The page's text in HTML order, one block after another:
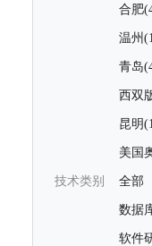
合肥
温州
青岛
西双
昆明
美国
技术类别 全部
数据
软件